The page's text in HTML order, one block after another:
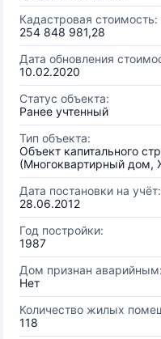
Кадастровая стоимость:
254 848 981,28
Дата обновления
10.02.2020
Статус объекта:
Ранее учтенный
Тип объекта:
Объект капитального
(Многоквартирный дом,
Дата постановки на учёт:
28.06.2012
Год постройки:
1987
Дом признан аварийным:
Нет
Количество жилых
118